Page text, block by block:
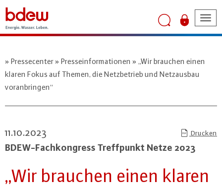
Pressecenter Presseinformationen
„Wir brauchen einen
klaren Fokus auf Themen, die Netzbetrieb und Netzausbau
voranbringen“
11.10.2023 Drucken
BDEW-Fach­kon­gress Treff­punkt Netze 2023
„Wir brauchen einen klaren